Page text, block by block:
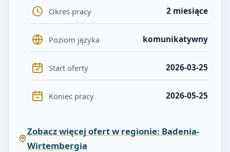
Okres pracy 2 miesiące
Poziom języka komunikatywny
Start oferty 2026-03-25
Koniec pracy 2026-05-25
Zobacz więcej ofert w regionie: Badenia-
Wirtembergia